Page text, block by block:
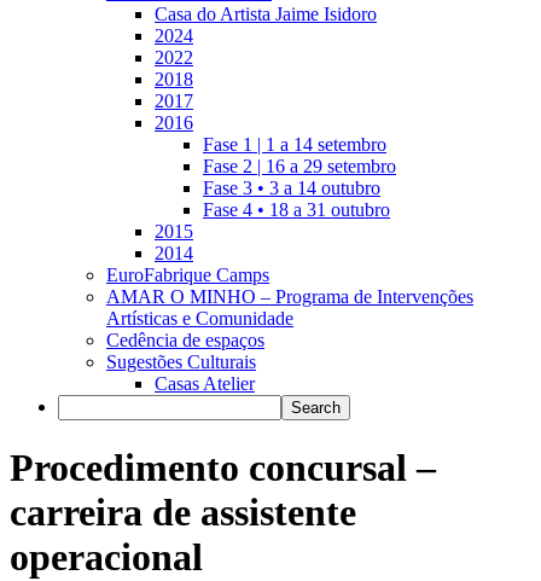
Casa do Artista Jaime Isidoro
2024
2022
2018
2017
2016
Fase 1 | 1 a 14 setembro
Fase 2 | 16 a 29 setembro
Fase 3 • 3 a 14 outubro
Fase 4 • 18 a 31 outubro
2015
2014
EuroFabrique Camps
AMAR O MINHO – Programa de Intervenções
Artísticas e Comunidade
Cedência de espaços
Sugestões Culturais
Casas Atelier
Procedimento concursal –
carreira de assistente
operacional